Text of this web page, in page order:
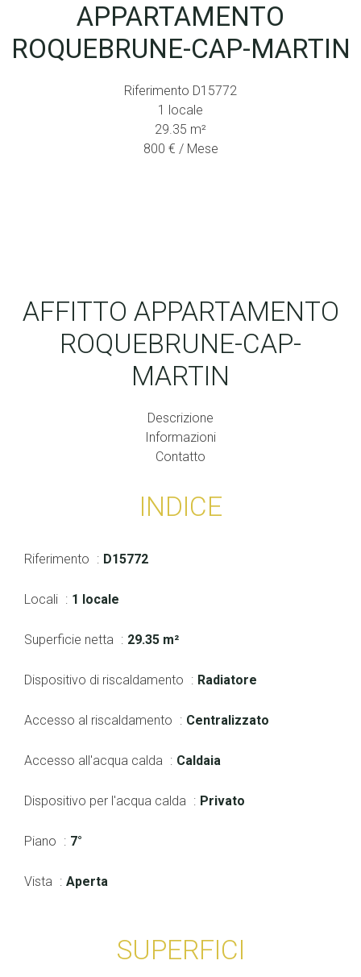
APPARTAMENTO
ROQUEBRUNE-CAP-MARTIN
Riferimento D15772
1 locale
29.35 m²
800 € / Mese
AFFITTO APPARTAMENTO
ROQUEBRUNE-CAP-
MARTIN
Descrizione
Informazioni
Contatto
INDICE
Riferimento D15772
Locali 1 locale
Superficie netta 29.35 m²
Dispositivo di riscaldamento Radiatore
Accesso al riscaldamento Centralizzato
Accesso all'acqua calda Caldaia
Dispositivo per l'acqua calda Privato
Piano 7°
Vista Aperta
SUPERFICI